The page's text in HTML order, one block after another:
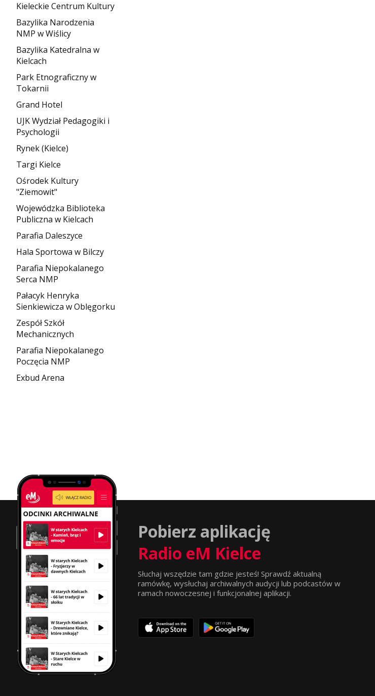
Kieleckie Centrum Kultury
Bazylika Narodzenia
NMP w Wiślicy
Bazylika Katedralna w
Kielcach
Park Etnograficzny w
Tokarnii
Grand Hotel
UJK Wydział Pedagogiki i
Psychologii
Rynek (Kielce)
Targi Kielce
Ośrodek Kultury
"Ziemowit"
Wojewódzka Biblioteka
Publiczna w Kielcach
Parafia Daleszyce
Hala Sportowa w Bilczy
Parafia Niepokalanego
Serca NMP
Pałacyk Henryka
Sienkiewicza w Oblęgorku
Zespół Szkół
Mechanicznych
Parafia Niepokalanego
Poczęcia NMP
Exbud Arena
Pobierz aplikację
Radio eM Kielce
Słuchaj wszędzie tam gdzie jesteś! Sprawdź aktualną
ramówkę, wysłuchaj archiwalnych audycji lub podcastów w
ramach nowoczesnej i funkcjonalnej aplikacji.